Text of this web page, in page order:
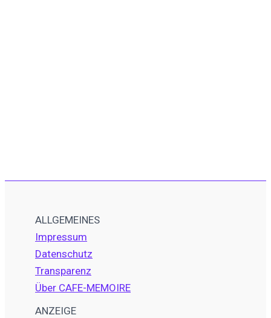
ALLGEMEINES
Impressum
Datenschutz
Transparenz
Über CAFE-MEMOIRE
ANZEIGE